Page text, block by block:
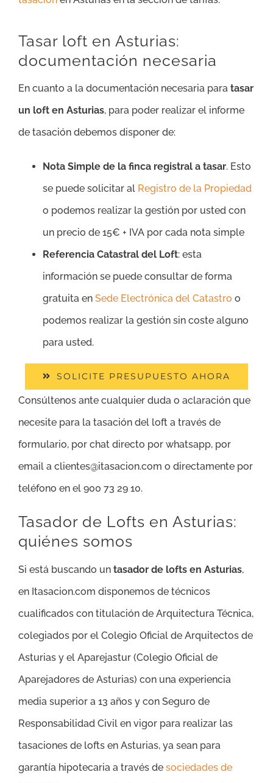
Tasar loft en Asturias:
documentación necesaria
En cuanto a la documentación necesaria para tasar
un loft en Asturias, para poder realizar el informe
de tasación debemos disponer de:
Nota Simple de la finca registral a tasar. Esto
se puede solicitar al Registro de la Propiedad
o podemos realizar la gestión por usted con
un precio de 15€ + IVA por cada nota simple
Referencia Catastral del Loft: esta
información se puede consultar de forma
gratuita en Sede Electrónica del Catastro o
podemos realizar la gestión sin coste alguno
para usted.
SOLICITE PRESUPUESTO AHORA
Consúltenos ante cualquier duda o aclaración que
necesite para la tasación del loft a través de
formulario, por chat directo por whatsapp, por
email a clientes@itasacion.com o directamente por
teléfono en el 900 73 29 10.
Tasador de Lofts en Asturias:
quiénes somos
Si está buscando un tasador de lofts en Asturias,
en Itasacion.com disponemos de técnicos
cualificados con titulación de Arquitectura Técnica,
colegiados por el Colegio Oficial de Arquitectos de
Asturias y el Aparejastur (Colegio Oficial de
Aparejadores de Asturias) con una experiencia
media superior a 13 años y con Seguro de
Responsabilidad Civil en vigor para realizar las
tasaciones de lofts en Asturias, ya sean para
garantía hipotecaria a través de sociedades de